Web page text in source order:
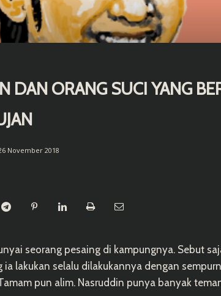
DAN ORANG SUCI YANG
November 2018
seorang pesaing di kampungnya. Sebut
ia lakukan selalu dilakukannya dengan
pun alim. Nasruddin punya banyak